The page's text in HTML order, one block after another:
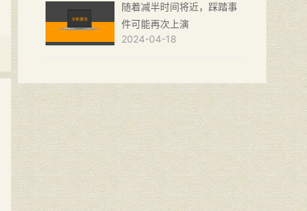
随着减半时间将近，踩踏事
件可能再次上演
2024-04-18